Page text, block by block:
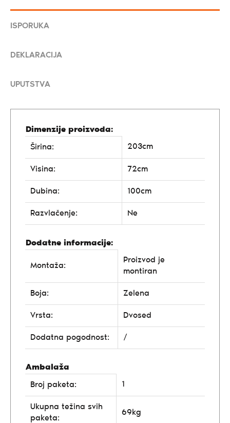
ISPORUKA
DEKLARACIJA
UPUTSTVA
Dimenzije proizvoda:
Širina:
203cm
Visina: 72cm
Dubina: 100cm
Razvlačenje: Ne
Dodatne informacije:
Montaža:
Proizvod je
montiran
Boja: Zelena
Vrsta: Dvosed
Dodatna pogodnost: /
Ambalaža
Broj paketa:
1
Ukupna težina svih
paketa:
69kg